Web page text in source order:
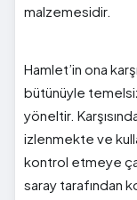
malzemesidir.
Hamlet’in ona
bütünüyle
yöneltir.
izlenmekte ve
kontrol etmeye
saray tarafından